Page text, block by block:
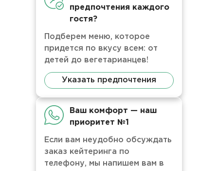
предпочтения каждого
гостя?
Подберем меню, которое
придется по вкусу всем: от
детей до вегетарианцев!
Указать предпочтения
Ваш комфорт — наш
приоритет №1
Если вам неудобно обсуждать
заказ кейтеринга по
телефону, мы напишем вам в